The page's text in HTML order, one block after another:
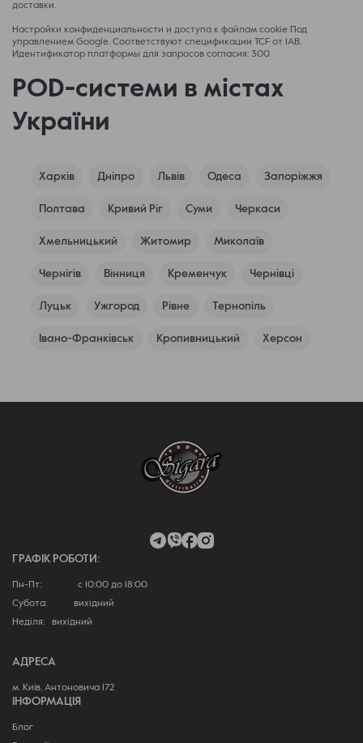
доставки.
Настройки конфиденциальности и доступа к файлам cookie Под
управлением Google. Соответствуют спецификации TCF от IAB.
Идентификатор платформы для запросов согласия: 300.
POD-системи в містах
України
Харків Дніпро Львів Одеса Запоріжжя
Полтава Кривий Ріг Суми Черкаси
Хмельницький Житомир Миколаїв
Чернігів Вінниця Кременчук Чернівці
Луцьк Ужгород Рівне Тернопіль
Івано-Франківськ Кропивницький Херсон
ГРАФІК РОБОТИ:
Пн-Пт: с 10:00 до 18:00
Субота: вихідний
Неділя: вихідний
АДРЕСА
м. Київ, Антоновича 172
ІНФОРМАЦІЯ
Блог